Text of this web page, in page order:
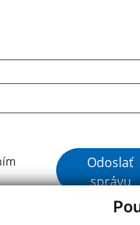
GoogleOdoslať
správu